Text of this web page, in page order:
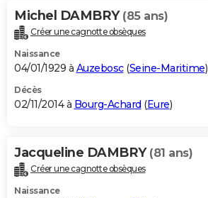
Michel DAMBRY (85 ans)
Créer une cagnotte obsèques
Naissance
04/01/1929 à Auzebosc(Seine-Maritime)
Décès
02/11/2014 à Bourg-Achard (Eure)
Jacqueline DAMBRY (81 ans)
Créer une cagnotte obsèques
Naissance